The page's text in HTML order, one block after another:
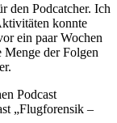
den Podcatcher. Ich
konnte
ein paar Wochen
Menge der Folgen
Podcast
„Flugforensik –